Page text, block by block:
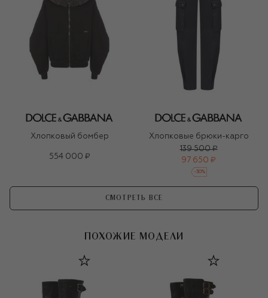
Хлопковый бомбер
554 000 ₽
Хлопковые брюки-карго
139 500 ₽
97 650 ₽
-30%
СМОТРЕТЬ ВСЕ
ПОХОЖИЕ МОДЕЛИ